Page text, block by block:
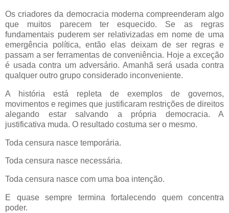
Os criadores da democracia moderna compreenderam algo
que muitos parecem ter esquecido. Se as regras
fundamentais puderem ser relativizadas em nome de uma
emergência política, então elas deixam de ser regras e
passam a ser ferramentas de conveniência. Hoje a exceção
é usada contra um adversário. Amanhã será usada contra
qualquer outro grupo considerado inconveniente.
A história está repleta de exemplos de governos,
movimentos e regimes que justificaram restrições de direitos
alegando estar salvando a própria democracia. A
justificativa muda. O resultado costuma ser o mesmo.
Toda censura nasce temporária.
Toda censura nasce necessária.
Toda censura nasce com uma boa intenção.
E quase sempre termina fortalecendo quem concentra
poder.